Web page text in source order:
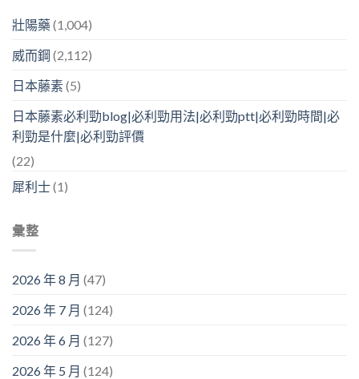
壯陽藥(1,004)
威而鋼 (2,112)
日本藤素(5)
日本藤素必利勁blog|必利勁用法|必利勁ptt|必利勁時間|必
利勁是什麼|必利勁評價
(22)
犀利士(1)
彙整
2026 年 8 月 (47)
2026 年 7 月 (124)
2026 年 6 月 (127)
2026 年 5 月 (124)